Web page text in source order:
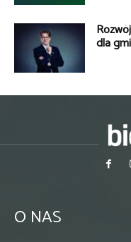
dla
O NAS